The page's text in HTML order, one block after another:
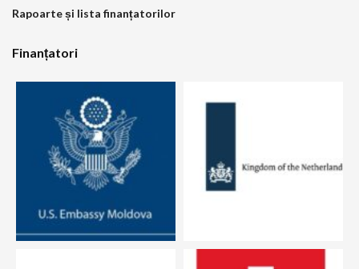
Rapoarte și lista finanțatorilor
Finanțatori